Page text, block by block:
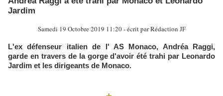
Jardim
Samedi 19 Octobre 2019 11:20 - écrit par Rédaction JF
L'ex défenseur italien de l' AS Monaco, Andréa Raggi,
garde en travers de la gorge d'avoir été trahi par Leonardo
Jardim et les dirigeants de Monaco.